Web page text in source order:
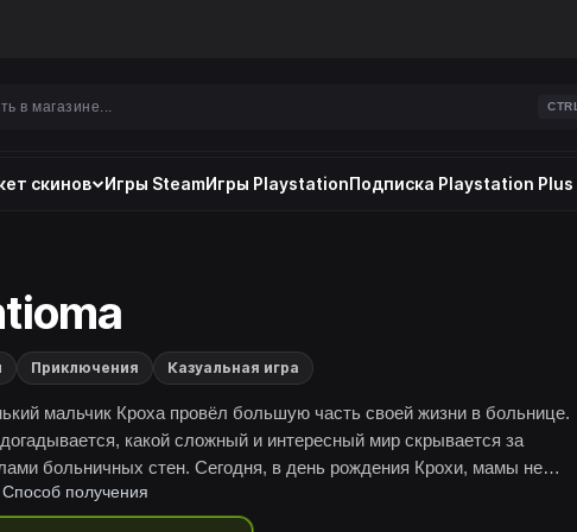
CTRL
скинов Игры SteamИгры PlaystationПодписка Playstation Plus
Приключения Казуальная игра
мальчик Кроха провёл большую часть своей жизни в больнице.
какой сложный и интересный мир скрывается за
больничных стен. Сегодня, в день рождения Крохи, мамы не
рядом. Вместо неё малыш встретил Тень...
Способ получения